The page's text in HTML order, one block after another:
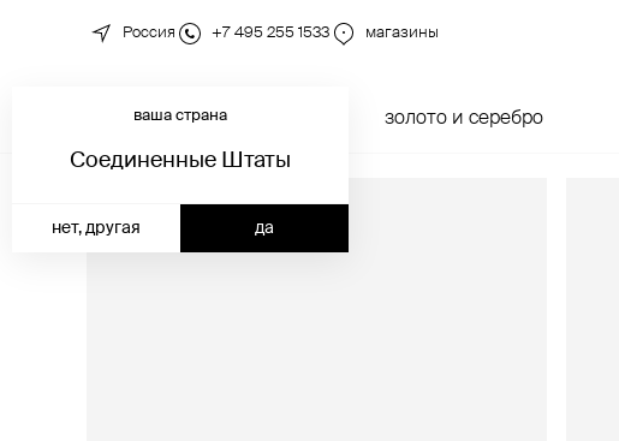
Россия +7 495 255 1533 магазины
новинки золото и серебро
ваша страна
Соединенные Штаты
да
нет, другая